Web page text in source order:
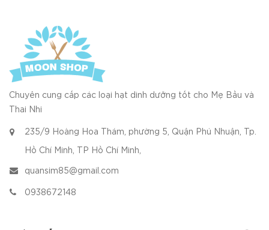
Chuyên cung cấp các loại hạt dinh dưỡng tốt cho Mẹ Bầu và
Thai Nhi
235/9 Hoàng Hoa Thám, phường 5, Quận Phú Nhuận, Tp.
Hồ Chí Minh, TP Hồ Chí Minh,
quansim85@gmail.com
0938672148